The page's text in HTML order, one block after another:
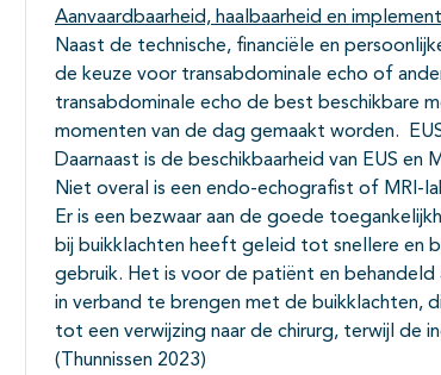
Aanvaardbaarheid, haalbaarheid en
Naast de technische, financiële en
de keuze voor transabdominale echo of
transabdominale echo de best beschikbare
momenten van de dag gemaakt worden.
Daarnaast is de beschikbaarheid van EUS
Niet overal is een endo-echografist of MRI-
Er is een bezwaar aan de goede
bij buikklachten heeft geleid tot snellere en
gebruik. Het is voor de patiënt en behandeld
in verband te brengen met de buikklachten,
tot een verwijzing naar de chirurg, terwijl de
(Thunnissen 2023)